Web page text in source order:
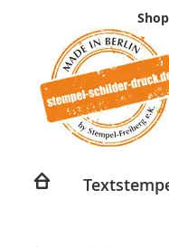
springen